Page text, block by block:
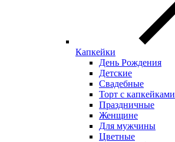
Капкейки
День Рождения
Детские
Свадебные
Торт с капкейками
Праздничные
Женщине
Для мужчины
Цветные